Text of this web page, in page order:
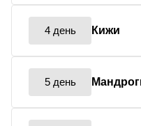
4 день Кижи
5 день